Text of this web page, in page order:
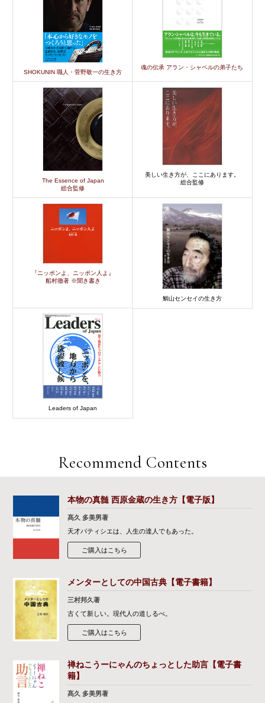
SHOKUNIN 職人・菅野敬一の生き方
魂の伝承 アラン・シャペルの弟子たち
The Essence of Japan
総合監修
美しい生き方が、ここにあります。
総合監修
『ニッポンよ、ニッポン人よ』
船村徹著 ※聞き書き
鯛山センセイの生き方
Leaders of Japan
Recommend Contents
本物の真髄 西原金蔵の生き方【電子版】
髙久 多美男著
天才パティシエは、人生の達人でもあった。
ご購入はこちら
メンターとしての中国古典【電子書籍】
三村邦久著
古くて新しい。現代人の道しるべ。
ご購入はこちら
禅ねこうーにゃんのちょっとした助言【電子書
籍】
髙久 多美男著